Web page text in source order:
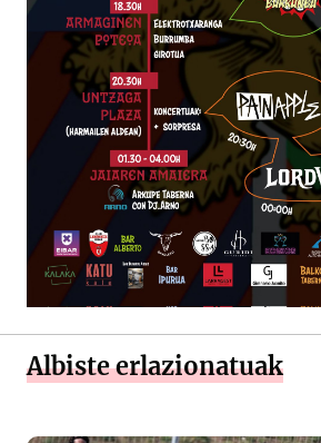
Albiste erlazionatuak